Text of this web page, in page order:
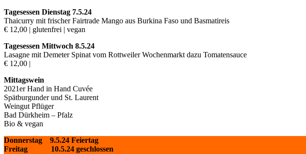
Tagesessen Dienstag 7.5.24
Thaicurry mit frischer Fairtrade Mango aus Burkina Faso und Basmatireis
€ 12,00 | glutenfrei | vegan
Tagesessen Mittwoch 8.5.24
Lasagne mit Demeter Spinat vom Rottweiler Wochenmarkt dazu Tomatensauce
€ 12,00 |
Mittagswein
2021er Hand in Hand Cuvée
Spätburgunder und St. Laurent
Weingut Pflüger
Bad Dürkheim – Pfalz
Bio & vegan
Donnerstag 9.5.24 Feiertag
Freitag 10.5.24 geschlossen